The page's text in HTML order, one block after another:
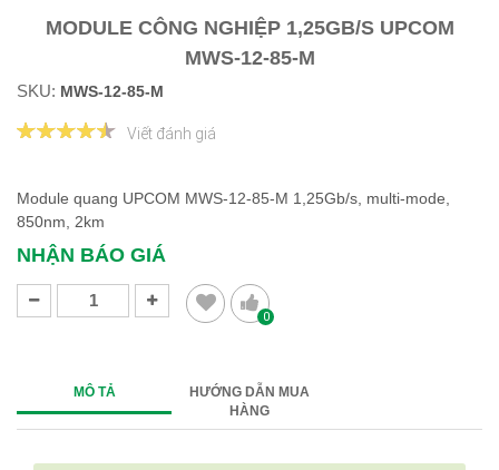
MODULE CÔNG NGHIỆP 1,25GB/S UPCOM
MWS-12-85-M
SKU: MWS-12-85-M
Viết đánh giá
Module quang UPCOM MWS-12-85-M 1,25Gb/s, multi-mode,
850nm, 2km
NHẬN BÁO GIÁ
0
MÔ TẢ
HƯỚNG DẪN MUA
HÀNG